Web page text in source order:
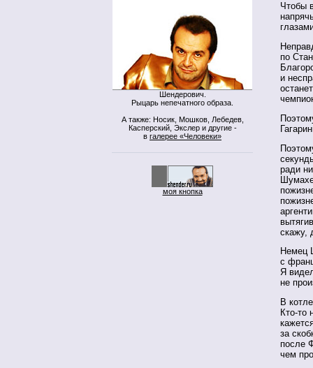
Шендерович.
Рыцарь непечатного образа.
А также: Носик, Мошков, Лебедев,
Касперский, Экслер и другие -
в галерее «Человеки»
моя кнопка
Чтобы
по
и
ради
скажу,
Немец
с
Я
не
В
Кто-то
за
после
чем